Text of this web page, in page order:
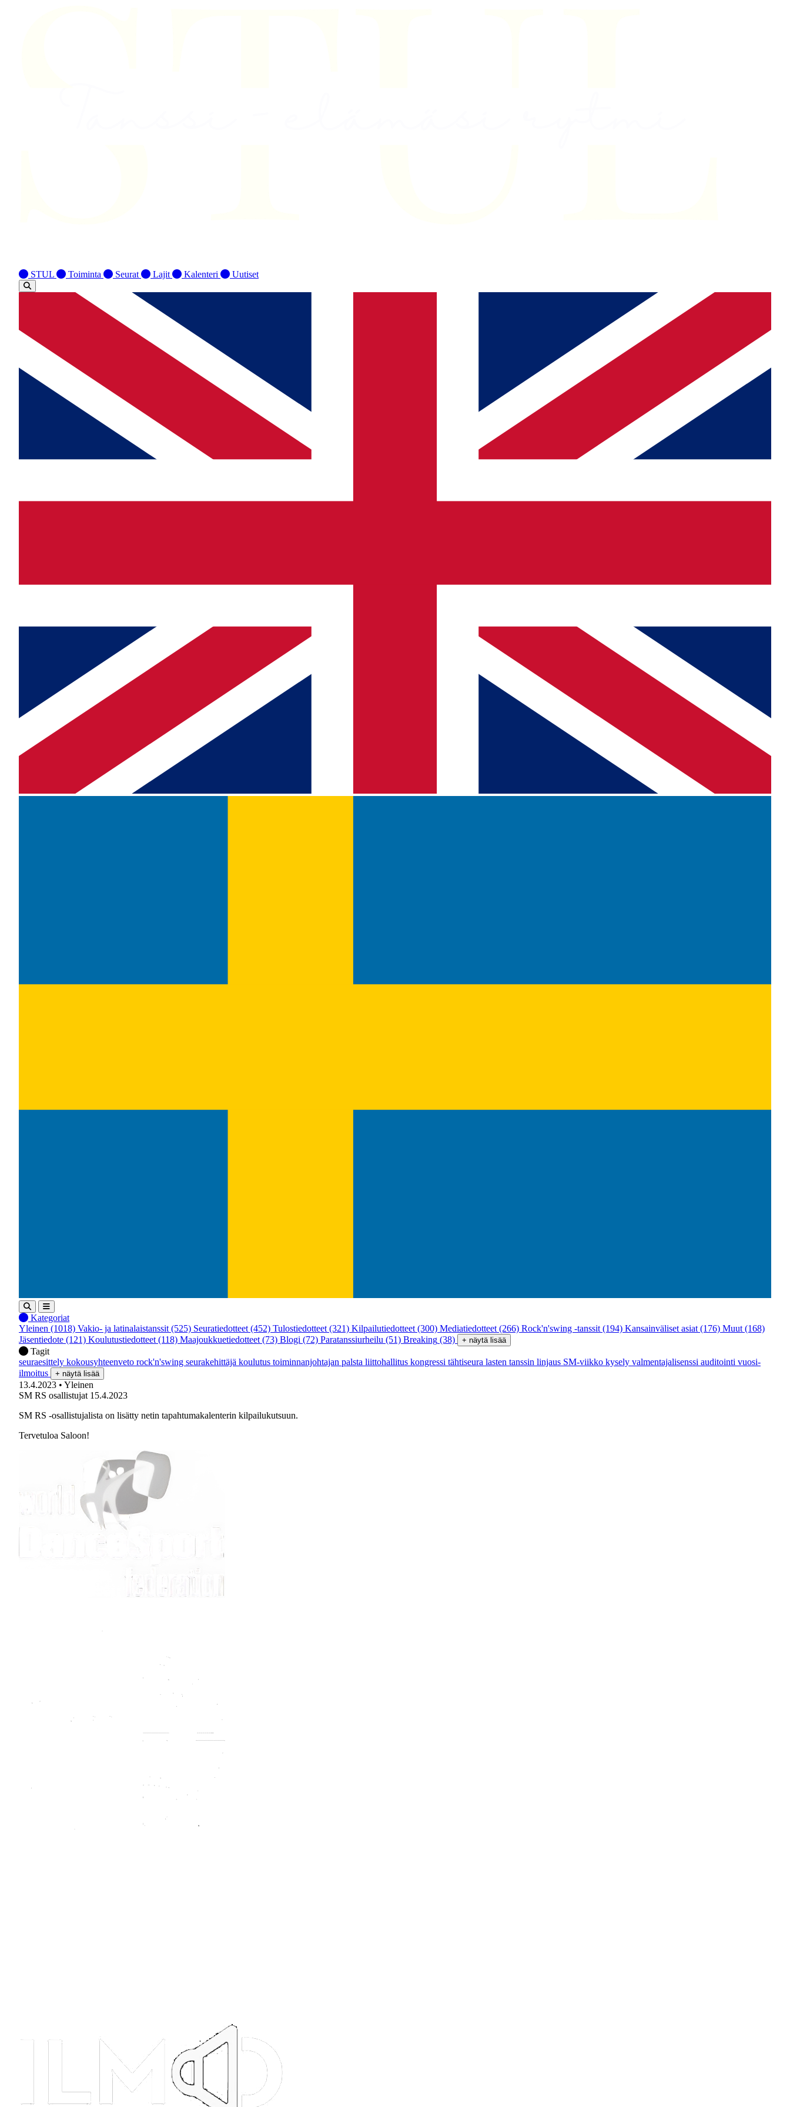
STUL Toiminta Seurat Lajit Kalenteri Uutiset
Kategoriat
Yleinen (1018) Vakio- ja latinalaistanssit (525) Seuratiedotteet (452) Tulostiedotteet (321) Kilpailutiedotteet (300) Mediatiedotteet (266) Rock'n'swing -tanssit (194) Kansainväliset asiat (176) Muut (168)
Jäsentiedote (121) Koulutustiedotteet (118) Maajoukkuetiedotteet (73) Blogi (72) Paratanssiurheilu (51) Breaking (38) + näytä lisää
Tagit
seuraesittely kokousyhteenveto rock'n'swing seurakehittäjä koulutus toiminnanjohtajan palsta liittohallitus kongressi tähtiseura lasten tanssin linjaus SM-viikko kysely valmentajalisenssi auditointi vuosi-
ilmoitus
+ näytä lisää
13.4.2023 • Yleinen
SM RS osallistujat 15.4.2023
SM RS -osallistujalista on lisätty netin tapahtumakalenterin kilpailukutsuun.
Tervetuloa Saloon!